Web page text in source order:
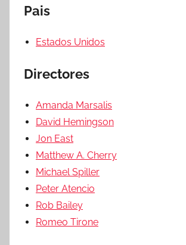
Pais
Estados Unidos
Directores
Amanda Marsalis
David Hemingson
Jon East
Matthew A. Cherry
Michael Spiller
Peter Atencio
Rob Bailey
Romeo Tirone